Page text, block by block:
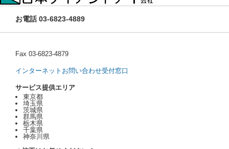
お電話 03-6823-4889
Fax 03-6823-4879
インターネットお問い合わせ受付窓口
サービス提供エリア
東京都
埼玉県
茨城県
群馬県
栃木県
千葉県
神奈川県